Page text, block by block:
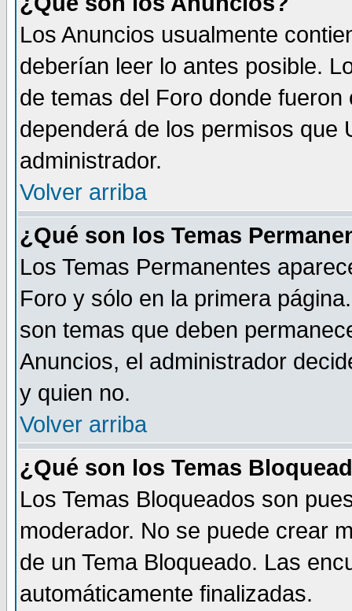
Los Anuncios usualmente
deberían leer lo antes posible.
de temas del Foro donde
dependerá de los permisos que
administrador.
Volver arriba
¿Qué son los Temas
Los Temas Permanentes
Foro y sólo en la primera
son temas que deben
Anuncios, el administrador
y quien no.
Volver arriba
¿Qué son los Temas
Los Temas Bloqueados son
moderador. No se puede crear
de un Tema Bloqueado. Las
automáticamente finalizadas.